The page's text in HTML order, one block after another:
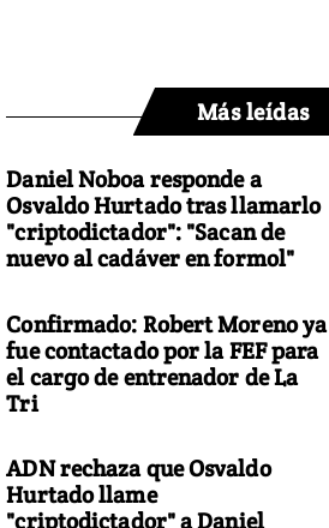
Más leídas
Daniel Noboa responde a
Osvaldo Hurtado tras llamarlo
"criptodictador": "Sacan de
nuevo al cadáver en formol"
Confirmado: Robert Moreno ya
fue contactado por la FEF para
el cargo de entrenador de La
Tri
ADN rechaza que Osvaldo
Hurtado llame
"criptodictador" a Daniel